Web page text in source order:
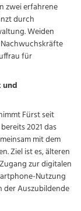
zwei erfahrene
durch
Weiden
für
und
Fürst seit
2021 das
mit dem
Ziel ist es, älteren
zur digitalen
Nutzung
der Auszubildende